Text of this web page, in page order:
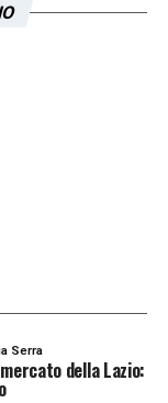
Serra
della Lazio: